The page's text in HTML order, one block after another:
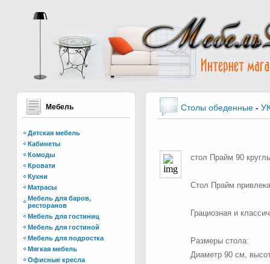
Мебель
Детская мебель
Кабинеты
Комоды
Кровати
Кухни
Матрасы
Мебель для баров,
ресторанов
Мебель для гостиниц
Мебель для гостиной
Мебель для подростка
Мягкая мебель
Офисные кресла
Столы обеденные -
стол Прайм 90
Стол Прайм
Грациозная и
Размеры стола:
Диаметр 90 см,